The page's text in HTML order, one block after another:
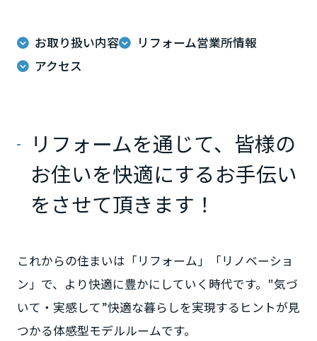
これから住まいをご検討の方
多彩な動画やこだわりが詰まった建築実例、注目の最新情報など、住
まいづくりを楽しく学べるデジタルラウンジです。
ミサワオーナーズクラブ
障がい者採用
海外事業
ミサワアイデンティティ
お取り扱い内容
リフォーム営業所情報
アクセス
リフォームを通じて、皆様の
お住いを快適にするお手伝い
をさせて頂きます！
これからの住まいは「リフォーム」「リノベーショ
ン」で、より快適に豊かにしていく時代です。"気づ
いて・実感して”快適な暮らしを実現するヒントが見
つかる体感型モデルルームです。
群馬県
千葉県
神奈川県
甲信越・北陸